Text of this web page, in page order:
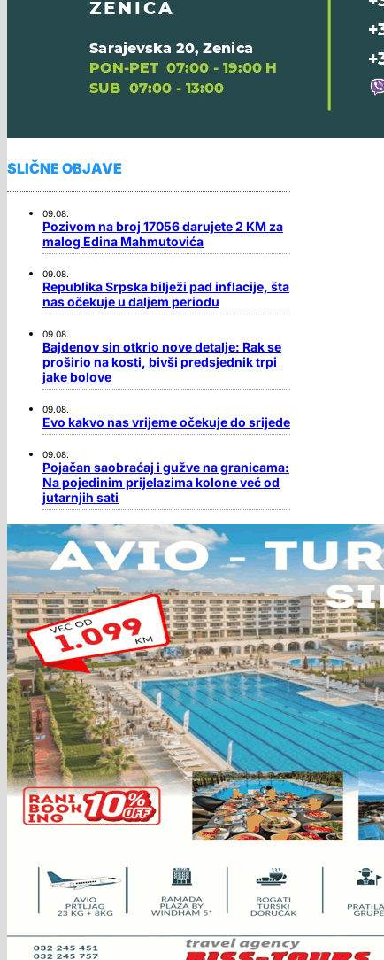
SLIČNE OBJAVE
09.08.
Pozivom na broj 17056 darujete 2 KM za
malog Edina Mahmutovića
09.08.
Republika Srpska bilježi pad inflacije, šta
nas očekuje u daljem periodu
09.08.
Bajdenov sin otkrio nove detalje: Rak se
proširio na kosti, bivši predsjednik trpi
jake bolove
09.08.
Evo kakvo nas vrijeme očekuje do srijede
09.08.
Pojačan saobraćaj i gužve na granicama:
Na pojedinim prijelazima kolone već od
jutarnjih sati